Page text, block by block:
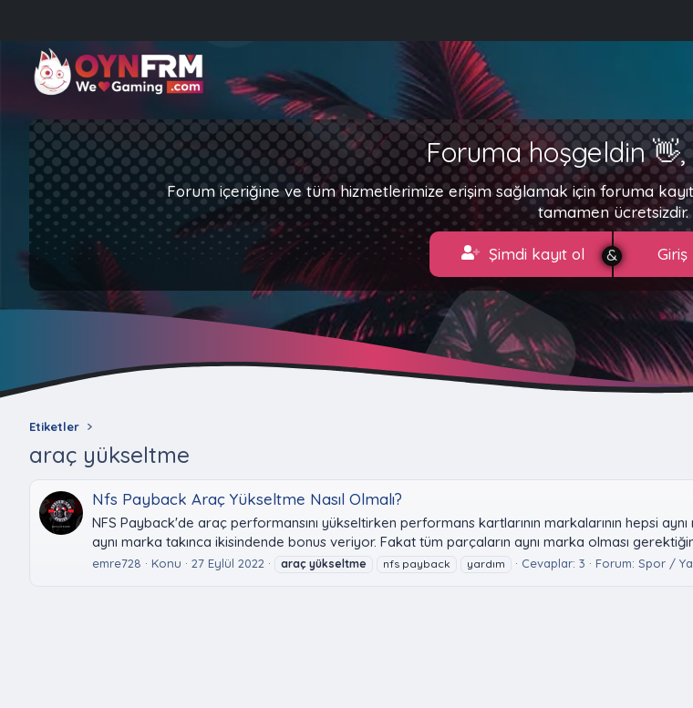
Foruma hoşgeldin
Forum içeriğine ve tüm hizmetlerimize erişim sağlamak için foruma kayıt
tamamen ücretsizdir.
Şimdi kayıt ol
Etiketler
araç yükseltme
Nfs Payback Araç Yükseltme Nasıl Olmalı?
NFS Payback'de araç performansını yükseltirken performans kartlarının markalarının hepsi
aynı marka takınca ikisindende bonus veriyor. Fakat tüm parçaların aynı marka olması
emre728 Konu 27 Eylül 2022 araç yükseltme nfs payback yardım Cevaplar: 3 Forum: Spor /